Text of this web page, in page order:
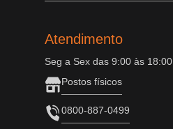
Atendimento
Seg a Sex das 9:00 às 18:00
Postos físicos
0800-887-0499